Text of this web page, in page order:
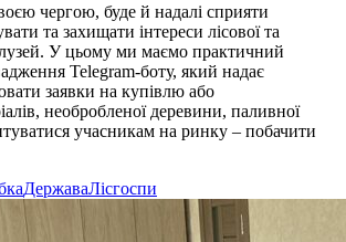
чергою, буде й надалі сприяти
та захищати інтереси лісової та
У цьому ми маємо практичний
Telegram-боту, який надає
заявки на купівлю або
необробленої деревини, паливної
учасникам на ринку – побачити
ДержаваЛісгоспи